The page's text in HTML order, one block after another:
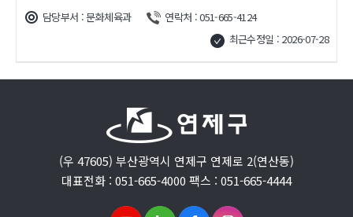
담당부서 : 문화체육과
연락처 : 051-665-4124
최근수정일 : 2026-07-28
(우 47605) 부산광역시 연제구 연제로 2(연산동)
대표전화 : 051-665-4000 팩스 : 051-665-4444